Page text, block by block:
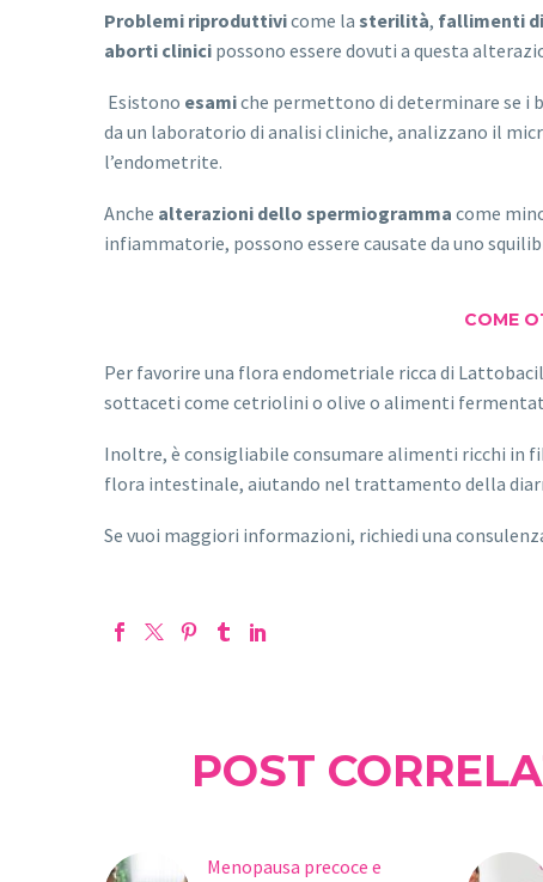
Problemi riproduttivicome la sterilità, fallimenti di
aborti clinici possono essere dovuti a questa
Esistono esamiche permettono di determinare se i
da un laboratorio di analisi cliniche, analizzano il
l’endometrite.
Anche alterazioni dello spermiogramma come
infiammatorie, possono essere causate da uno
COME
Per favorire una flora endometriale ricca di
sottaceti come cetriolini o olive o alimenti
Inoltre, è consigliabile consumare alimenti ricchi in
flora intestinale, aiutando nel trattamento della
Se vuoi maggiori informazioni, richiedi una
POST
Menopausa precoce e